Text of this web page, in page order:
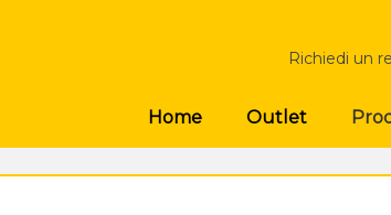
Richiedi un
Home Outlet